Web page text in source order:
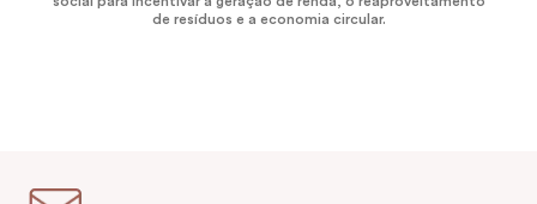
de resíduos e a economia circular.